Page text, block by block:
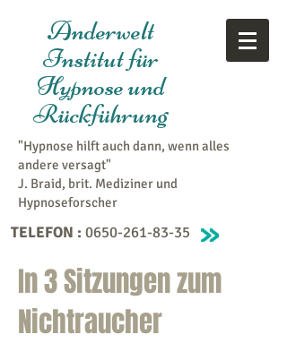
TELEFON : 0650-261-83-35
Anderwelt
Institut für
Hypnose und
Rückführung
"Hypnose hilft auch dann, wenn alles
andere versagt"
J. Braid, brit. Mediziner und
Hypnoseforscher
In 3 Sitzungen zum
Nichtraucher